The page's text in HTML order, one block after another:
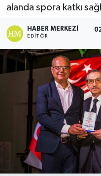
alanda spora katkı
HABER MERKEZI
EDITÖR
ESENTEPE
GAZİMAĞUSA
GİRNE
GÜNDEM
GÜNEY KIBRIS